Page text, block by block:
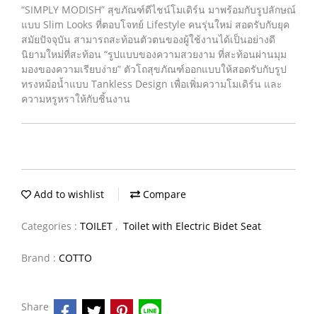
“SIMPLY MODISH” สุขภัณฑ์ดีไชน์โมเดิร์น มาพร้อมกับรูปลักษณ์
แบบ Slim Looks ที่ตอบโจทย์ Lifestyle คนรุ่นใหม่ สอดรับกับยุค
สมัยปัจจุบัน สามารถสะท้อนตัวตนของผู้ใช้งานได้เป็นอย่างดี
นิยามใหม่ที่สะท้อน “รูปแบบของความสวยงาม ที่สะท้อนผ่านมุม
มองของความเรียบง่าย” ตัวโถสุขภัณฑ์ออกแบบให้สอดรับกับรูป
ทรงหม้อน้ำแบบ Tankless Design เพื่อเพิ่มความโมเดิร์น และ
ความหรูหราให้กับชิ้นงาน
Add to wishlist Compare
Categories : TOILET , Toilet with Electric Bidet Seat
Brand : COTTO
Share